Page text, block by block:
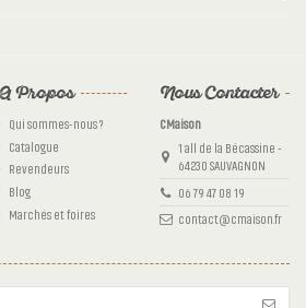
Propos
Qui sommes-nous ?
Catalogue
Revendeurs
Blog
Marchés et foires
Nous Contacter
CMaison
1 all de la Bécassine -
64230 SAUVAGNON
06 79 47 08 19
contact@cmaison.fr